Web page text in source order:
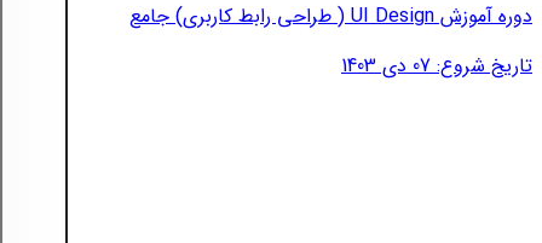
دوره آموزش UI Design ( طراحی رابط کاربری) جامع
تاریخ شروع: 07 دی 1403